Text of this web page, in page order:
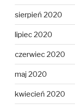
sierpień 2020
lipiec 2020
czerwiec 2020
maj 2020
kwiecień 2020